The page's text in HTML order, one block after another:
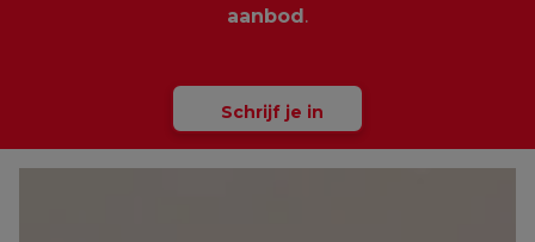
aanbod.
Schrijf je in